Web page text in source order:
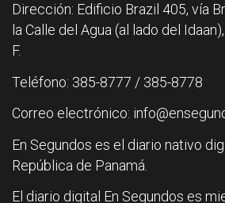
Dirección: Edificio Brazil 405, vía
la Calle del Agua (al lado del
F.
Teléfono: 385-8777 / 385-8778
Correo electrónico:
En Segundos es el diario nativo
República de Panamá.
El diario digital En Segundos es